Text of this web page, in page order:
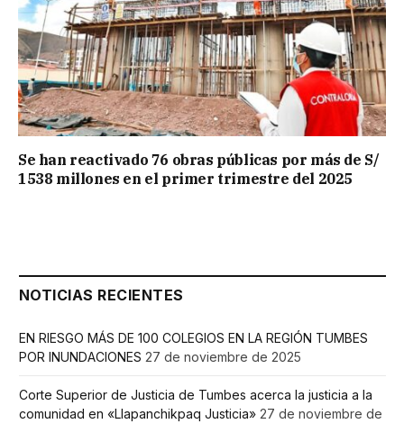
Se han reactivado 76 obras públicas por más de S/
1538 millones en el primer trimestre del 2025
NOTICIAS RECIENTES
EN RIESGO MÁS DE 100 COLEGIOS EN LA REGIÓN TUMBES
POR INUNDACIONES 27 de noviembre de 2025
Corte Superior de Justicia de Tumbes acerca la justicia a la
comunidad en «Llapanchikpaq Justicia» 27 de noviembre de